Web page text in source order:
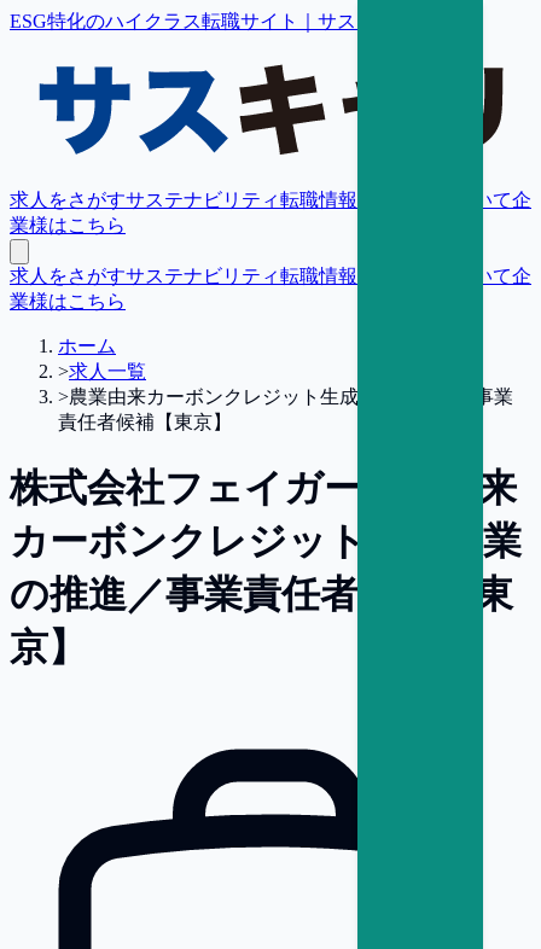
ESG特化のハイクラス転職サイト｜サスキャリ
求人をさがすサステナビリティ転職情報 転職支援について企
業様はこちら
求人をさがすサステナビリティ転職情報 転職支援について企
業様はこちら
ホーム
>求人一覧
>農業由来カーボンクレジット生成事業の推進／事業
責任者候補【東京】
株式会社フェイガー
農業由来
カーボンクレジット生成事業
の推進／事業責任者候補【東
京】